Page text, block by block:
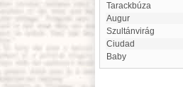
Tarackbúza
augur
Szultánvirág
ciudad
Baby